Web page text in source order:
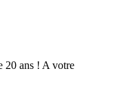
20 ans ! A votre